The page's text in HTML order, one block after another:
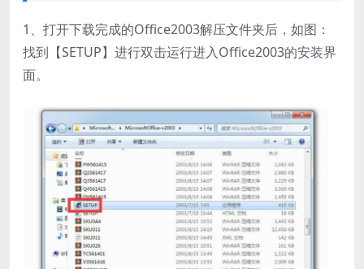
1、打开下载完成的Office2003解压文件夹后，如图：
找到【SETUP】进行双击运行进入Office2003的安装界
面。